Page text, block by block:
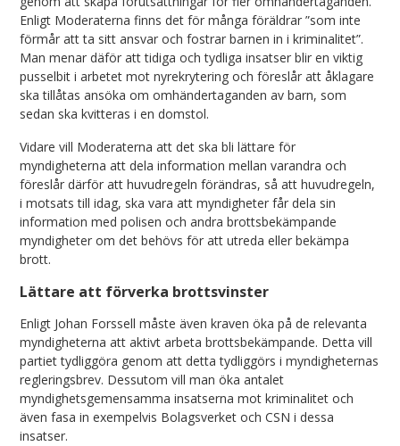
Enligt Moderaterna finns det för många föräldrar ”som inte
förmår att ta sitt ansvar och fostrar barnen in i kriminalitet”.
Man menar däför att tidiga och tydliga insatser blir en viktig
pusselbit i arbetet mot nyrekrytering och föreslår att åklagare
ska tillåtas ansöka om omhändertaganden av barn, som
sedan ska kvitteras i en domstol.
Vidare vill Moderaterna att det ska bli lättare för
myndigheterna att dela information mellan varandra och
föreslår därför att huvudregeln förändras, så att huvudregeln,
i motsats till idag, ska vara att myndigheter får dela sin
information med polisen och andra brottsbekämpande
myndigheter om det behövs för att utreda eller bekämpa
brott.
Lättare att förverka brottsvinster
Enligt Johan Forssell måste även kraven öka på de relevanta
myndigheterna att aktivt arbeta brottsbekämpande. Detta vill
partiet tydliggöra genom att detta tydliggörs i myndigheternas
regleringsbrev. Dessutom vill man öka antalet
myndighetsgemensamma insatserna mot kriminalitet och
även fasa in exempelvis Bolagsverket och CSN i dessa
insatser.